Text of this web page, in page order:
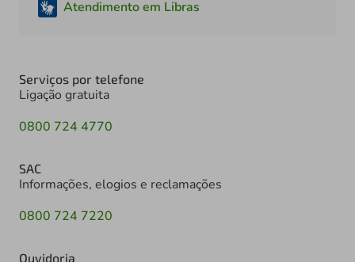
Atendimento em Libras
Serviços por telefone
Ligação gratuita
0800 724 4770
SAC
Informações, elogios e reclamações
0800 724 7220
Ouvidoria